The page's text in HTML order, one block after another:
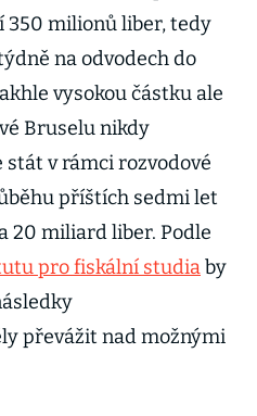
350 milionů liber, tedy
na odvodech do
vysokou částku ale
Bruselu nikdy
stát v rámci rozvodové
příštích sedmi let
20 miliard liber. Podle
pro fiskální studiaby
převážit nad možnými